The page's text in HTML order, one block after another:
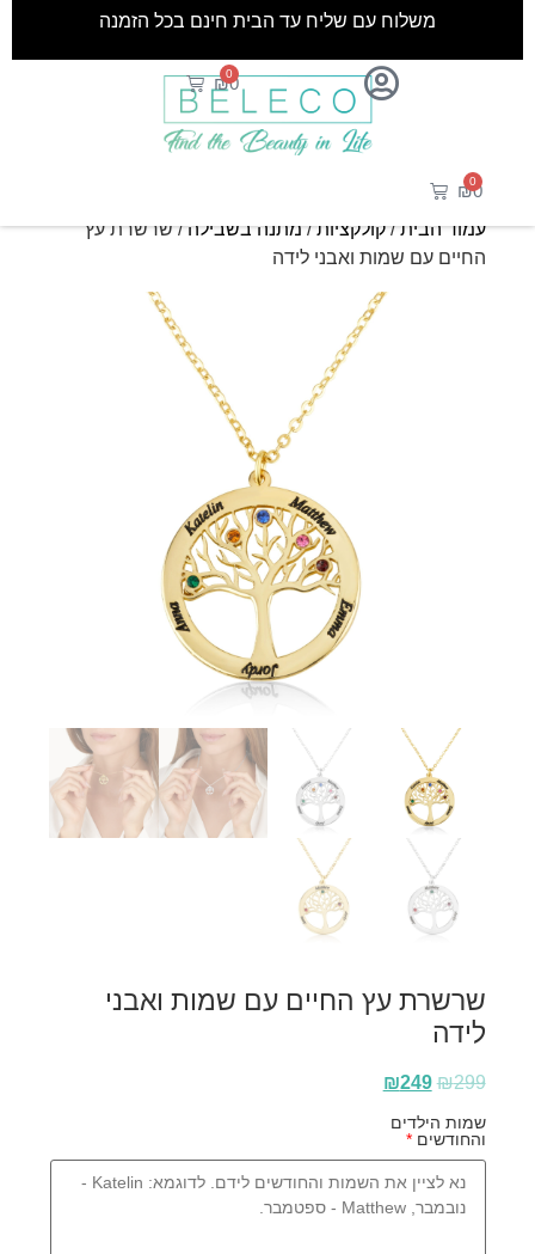
₪0
0
משלוח עם שליח עד הבית חינם בכל הזמנה
₪0
0
עמוד הבית/קולקציות/מתנה בשבילה/ שרשרת עץ
החיים עם שמות ואבני לידה
שרשרת עץ החיים עם שמות ואבני
לידה
₪299
₪249
שמות הילדים
והחודשים*